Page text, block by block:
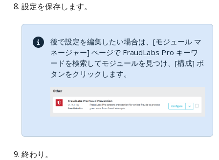
設定を保存します。
後で設定を編集したい場合は、[モジュール マ
ネージャー] ページで FraudLabs Pro キーワ
ードを検索してモジュールを見つけ、[構成] ボ
タンをクリックします。
終わり。